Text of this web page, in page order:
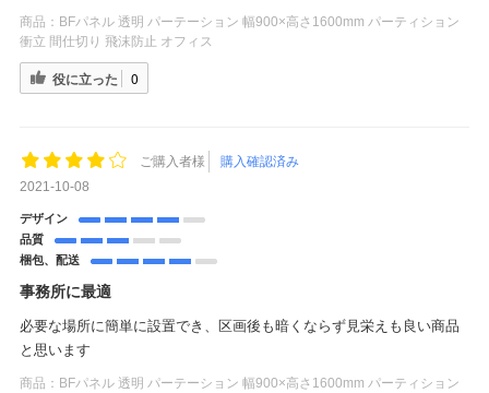
商品： BFパネル 透明 パーテーション 幅900×高さ1600mm パーティション
衝立 間仕切り 飛沫防止 オフィス
役に立った 0
ご購入者様
購入確認済み
2021-10-08
デザイン
品質
梱包、配送
事務所に最適
必要な場所に簡単に設置でき、区画後も暗くならず見栄えも良い商品
と思います
商品： BFパネル 透明 パーテーション 幅900×高さ1600mm パーティション